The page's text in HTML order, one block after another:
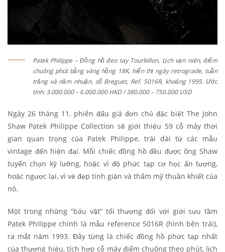
Patek Philippe – Đồng hồ đeo tay Tourbillon, Lịch vạn niên, điểm
chuông phút bằng vàng hồng 18K, hiển thị ngày retrograde, tuần
trăng và năm nhuận, số Breguet, Ref. 5016R, khoảng 1995. Ước
tính: 3.000.000 – 6.000.000 HKD / 380.000 – 750.000 USD
Ngày 26 tháng 11, phiên đấu giá đơn chủ đặc biệt The John
Shaw Patek Philippe Collection sẽ giới thiệu 59 cỗ máy thời
gian quan trọng của Patek Philippe, trải dài từ các mẫu
vintage đến hiện đại. Mỗi chiếc đồng hồ đều được ông Shaw
tuyển chọn kỹ lưỡng, hoặc vì độ phức tạp cơ học ấn tượng,
hoặc ngược lại, vì vẻ đẹp tinh giản và thẩm mỹ thuần khiết của
nó.
Một trong những “báu vật” tối thượng đối với giới sưu tầm
Patek Philippe chính là mẫu reference 5016R (hình bên trái),
ra mắt năm 1993. Đây từng là chiếc đồng hồ phức tạp nhất
của thương hiệu, tích hợp cỗ máy điểm chuông theo phút, lịch